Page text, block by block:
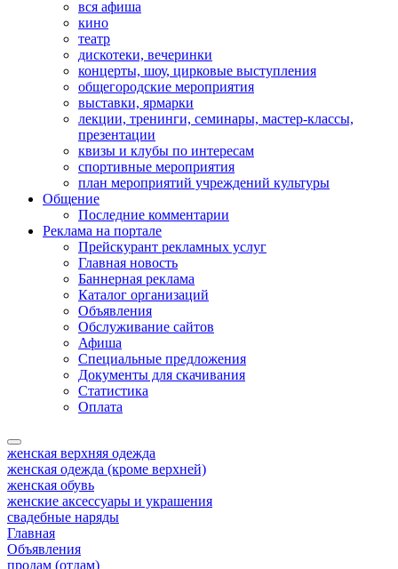
вся афиша
кино
театр
дискотеки, вечеринки
концерты, шоу, цирковые выступления
общегородские мероприятия
выставки, ярмарки
лекции, тренинги, семинары, мастер-классы,
презентации
квизы и клубы по интересам
спортивные мероприятия
план мероприятий учреждений культуры
Общение
Последние комментарии
Реклама на портале
Прейскурант рекламных услуг
Главная новость
Баннерная реклама
Каталог организаций
Объявления
Обслуживание сайтов
Афиша
Специальные предложения
Документы для скачивания
Статистика
Оплата
женская верхняя одежда
женская одежда (кроме верхней)
женская обувь
женские аксессуары и украшения
свадебные наряды
Главная
Объявления
продам (отдам)